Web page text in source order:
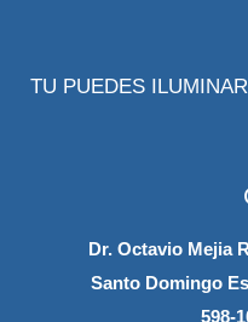
TU PUEDES
Dr. Octavio Mejia
Santo Domingo
598-